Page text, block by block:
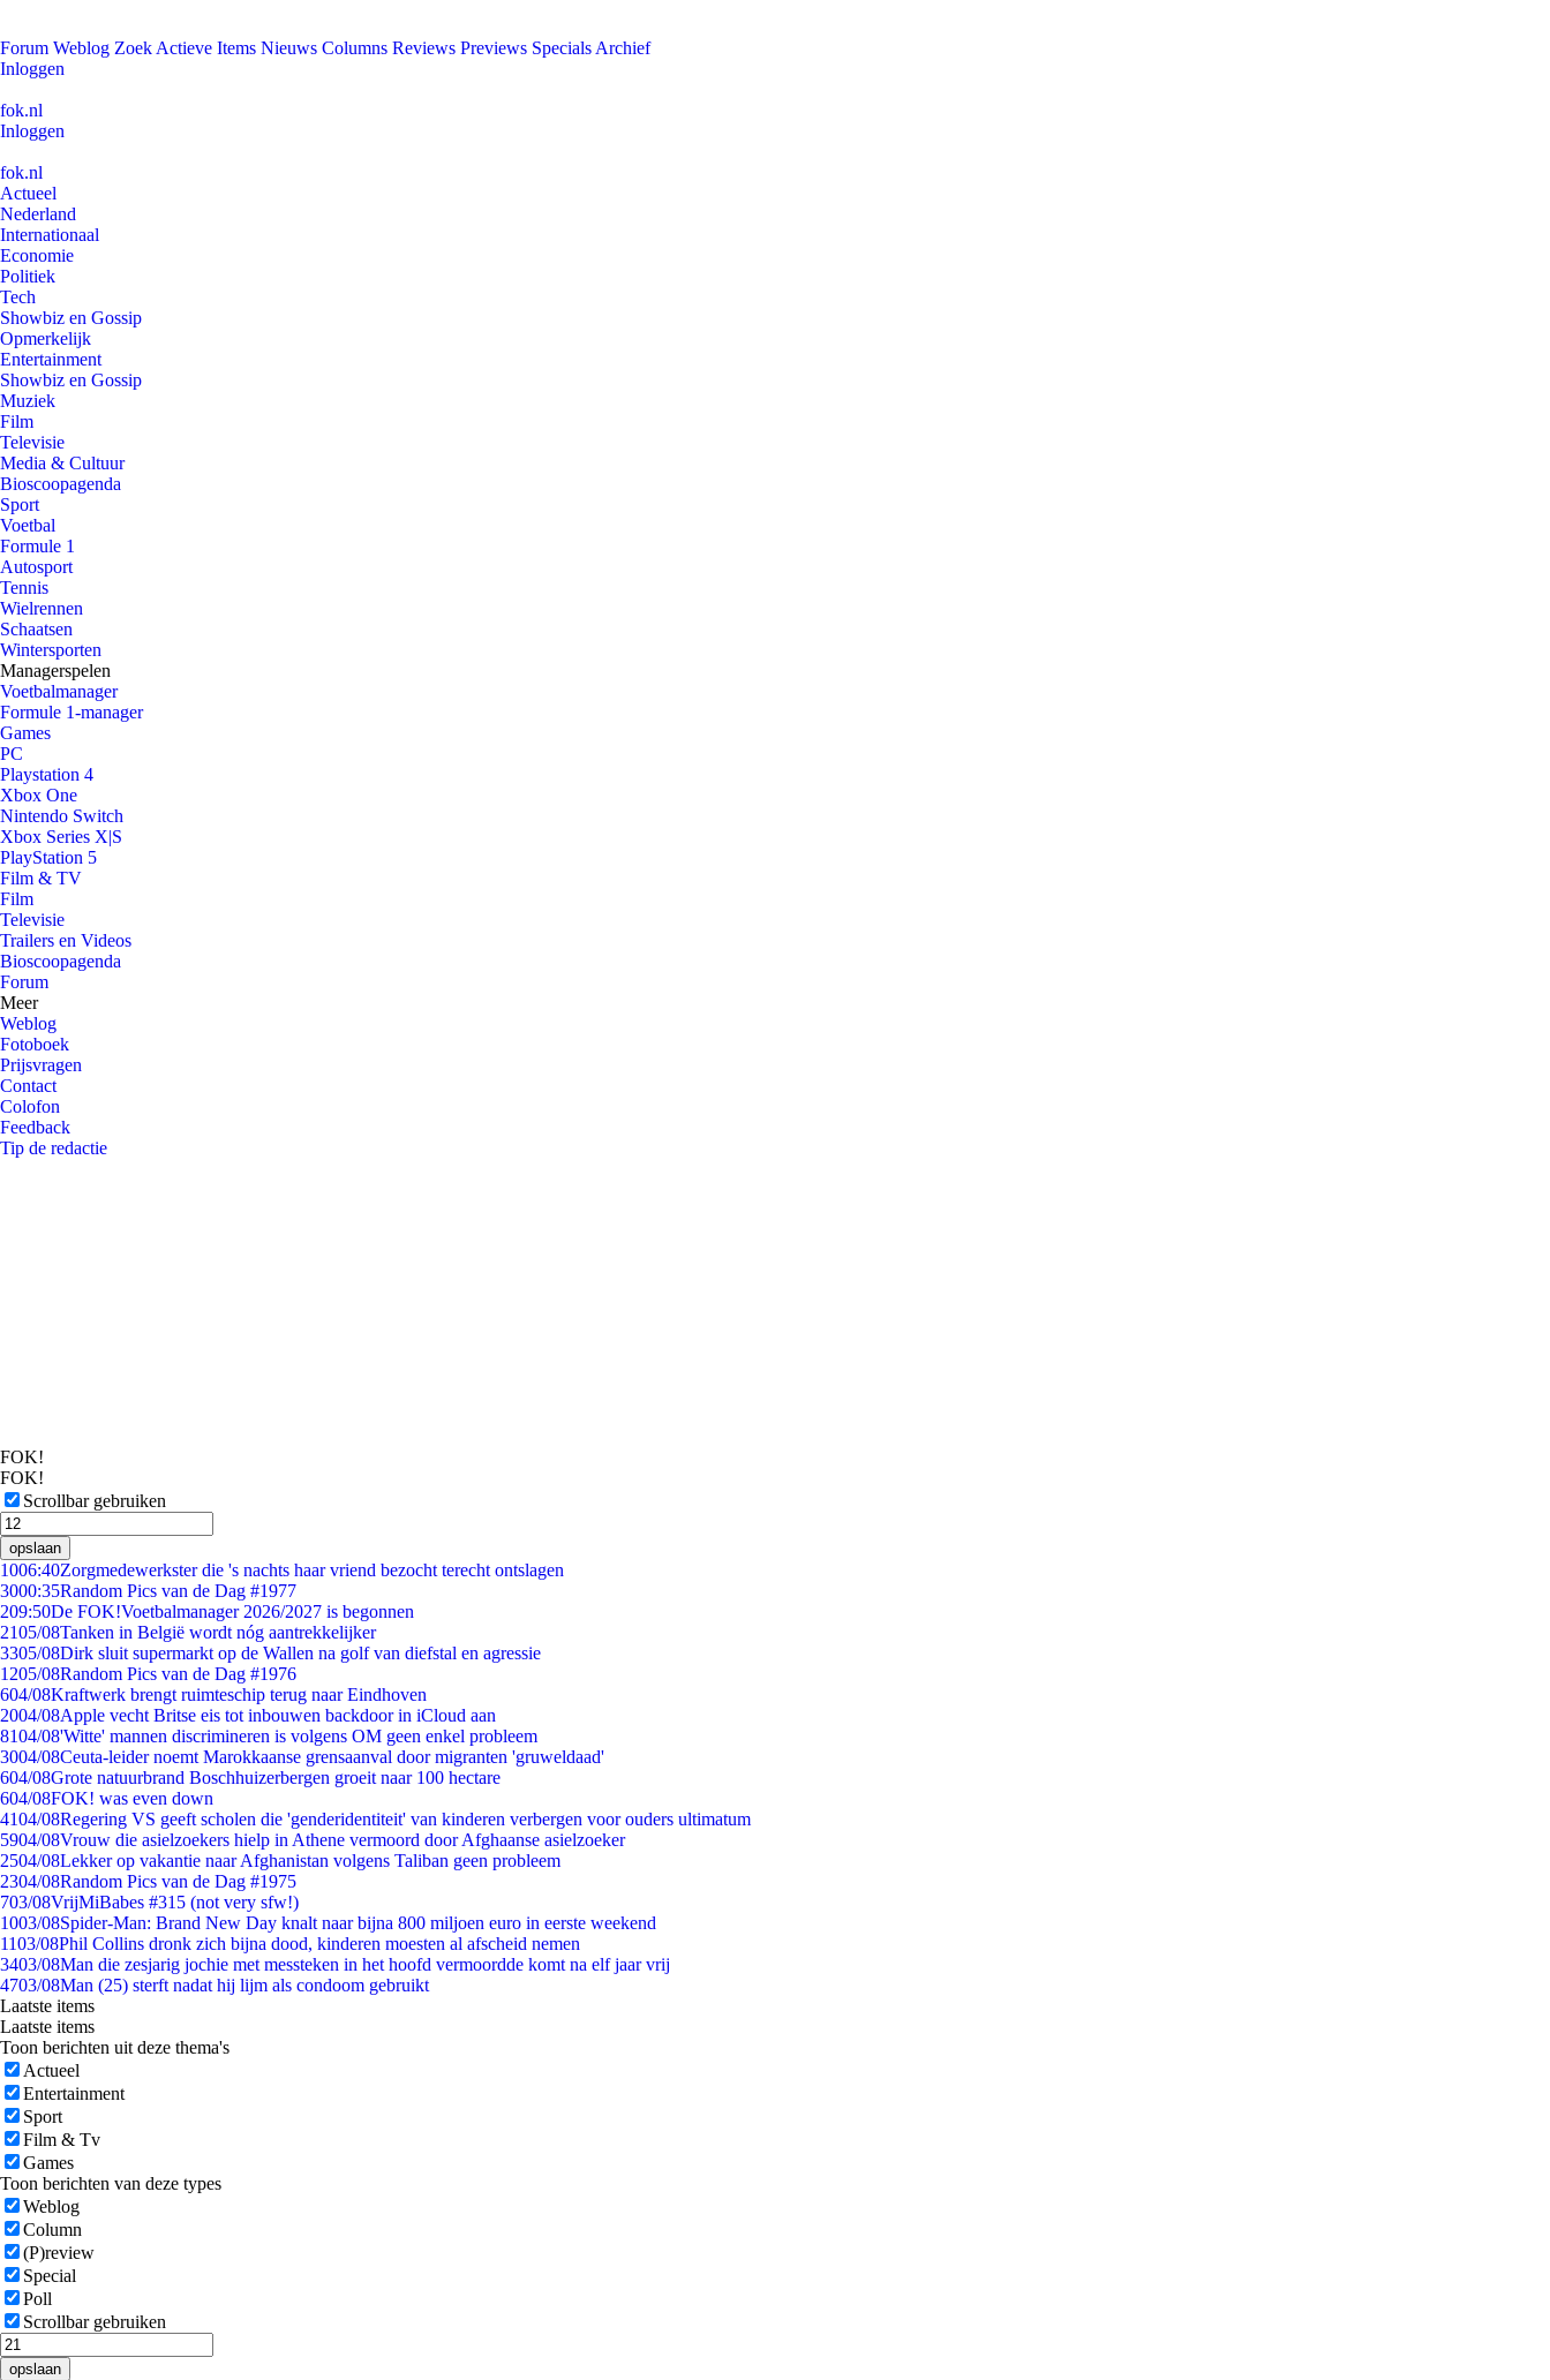
Forum Weblog Zoek Actieve Items Nieuws Columns Reviews Previews Specials Archief
Inloggen
fok.nl
Inloggen
fok.nl
Actueel
Nederland
Internationaal
Economie
Politiek
Tech
Showbiz en Gossip
Opmerkelijk
Entertainment
Showbiz en Gossip
Muziek
Film
Televisie
Media & Cultuur
Bioscoopagenda
Sport
Voetbal
Formule 1
Autosport
Tennis
Wielrennen
Schaatsen
Wintersporten
Managerspelen
Voetbalmanager
Formule 1-manager
Games
PC
Playstation 4
Xbox One
Nintendo Switch
Xbox Series X|S
PlayStation 5
Film & TV
Film
Televisie
Trailers en Videos
Bioscoopagenda
Forum
Meer
Weblog
Fotoboek
Prijsvragen
Contact
Colofon
Feedback
Tip de redactie
FOK!
FOK!
Scrollbar gebruiken
opslaan
1006:40Zorgmedewerkster die 's nachts haar vriend bezocht terecht ontslagen
3000:35Random Pics van de Dag #1977
209:50De FOK!Voetbalmanager 2026/2027 is begonnen
2105/08Tanken in België wordt nóg aantrekkelijker
3305/08Dirk sluit supermarkt op de Wallen na golf van diefstal en agressie
1205/08Random Pics van de Dag #1976
604/08Kraftwerk brengt ruimteschip terug naar Eindhoven
2004/08Apple vecht Britse eis tot inbouwen backdoor in iCloud aan
8104/08'Witte' mannen discrimineren is volgens OM geen enkel probleem
3004/08Ceuta-leider noemt Marokkaanse grensaanval door migranten 'gruweldaad'
604/08Grote natuurbrand Boschhuizerbergen groeit naar 100 hectare
604/08FOK! was even down
4104/08Regering VS geeft scholen die 'genderidentiteit' van kinderen verbergen voor ouders ultimatum
5904/08Vrouw die asielzoekers hielp in Athene vermoord door Afghaanse asielzoeker
2504/08Lekker op vakantie naar Afghanistan volgens Taliban geen probleem
2304/08Random Pics van de Dag #1975
703/08VrijMiBabes #315 (not very sfw!)
1003/08Spider-Man: Brand New Day knalt naar bijna 800 miljoen euro in eerste weekend
1103/08Phil Collins dronk zich bijna dood, kinderen moesten al afscheid nemen
3403/08Man die zesjarig jochie met messteken in het hoofd vermoordde komt na elf jaar vrij
4703/08Man (25) sterft nadat hij lijm als condoom gebruikt
Laatste items
Laatste items
Toon berichten uit deze thema's
Actueel
Entertainment
Sport
Film & Tv
Games
Toon berichten van deze types
Weblog
Column
(P)review
Special
Poll
Scrollbar gebruiken
opslaan